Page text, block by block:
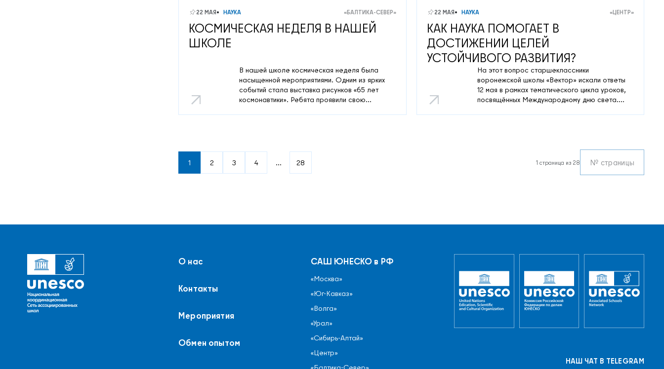
22 МАЯ НАУКА «БАЛТИКА-СЕВЕР»
КОСМИЧЕСКАЯ НЕДЕЛЯ В НАШЕЙ
ШКОЛЕ
В нашей школе космическая неделя была
насыщенной мероприятиями. Одним из ярких
событий стала выставка рисунков «65 лет
космонавтики». Ребята проявили свою
22 МАЯ НАУКА «ЦЕНТР»
КАК НАУКА ПОМОГАЕТ В
ДОСТИЖЕНИИ ЦЕЛЕЙ
УСТОЙЧИВОГО РАЗВИТИЯ?
На этот вопрос старшеклассники
воронежской школы «Вектор» искали ответы
12 мая в рамках тематического цикла уроков,
посвящённых Международному дню света.
Получилось понятно и очень увлекательно!
1
2 3 4 ... 28 1 страница из 28
О нас
Контакты
Мероприятия
Обмен опытом
САШ ЮНЕСКО в РФ
«Москва»
«Юг-Кавказ»
«Волга»
«Урал»
«Сибирь-Алтай»
«Центр»
НАШ ЧАТ В TELEGRAM